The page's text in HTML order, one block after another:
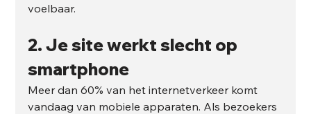
voelbaar.
2. Je site werkt slecht op
smartphone
Meer dan 60% van het internetverkeer komt
vandaag van mobiele apparaten. Als bezoekers